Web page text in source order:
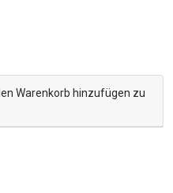
Warenkorb hinzufügen zu